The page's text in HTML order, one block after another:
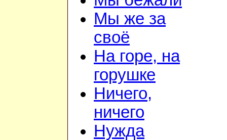
Мы же за
своё
На горе, на
горушке
Ничего,
ничего
Нужда